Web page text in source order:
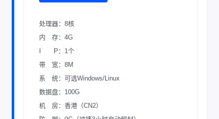
处理器：8核
内 存：4G
I P：1个
带 宽：8M
系 统：可选Windows/Linux
数据盘：100G
机 房：香港（CN2）